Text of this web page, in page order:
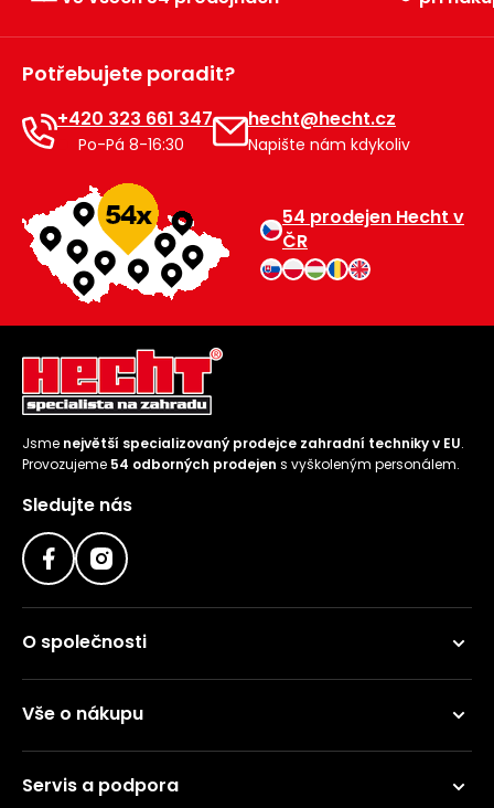
Potřebujete poradit?
+420 323 661 347
Po-Pá 8-16:30
hecht@hecht.cz
Napište nám kdykoliv
54 prodejen Hecht v
ČR
Jsme největší specializovaný prodejce zahradní techniky v EU.
Provozujeme 54 odborných prodejen s vyškoleným personálem.
Sledujte nás
O společnosti
Vše o nákupu
Servis a podpora